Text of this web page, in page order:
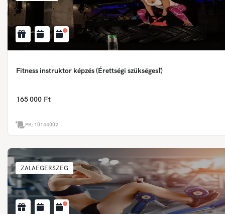
Fitness instruktor képzés (Érettségi szükséges❗)
165 000 Ft
PK: 10144002
ZALAEGERSZEG